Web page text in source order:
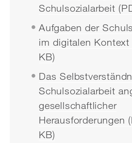
Schulsozialarbeit
Aufgaben der
im digitalen Kontext
KB)
Das
Schulsozialarbeit
gesellschaftlicher
Herausforderungen
KB)